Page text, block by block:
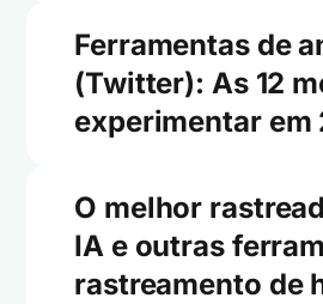
Ferramentas de
(Twitter): As 12
experimentar em
O melhor
IA e outras
rastreamento de